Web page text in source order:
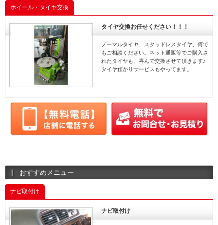
ホイール・タイヤ交換
タイヤ交換お任せください！！！
ノーマルタイヤ、スタッドレスタイヤ、何で
もご相談ください。ネット通販等でご購入さ
れたタイヤも、喜んで交換させて頂きます♪
タイヤ預かりサービスもやってます。
おすすめメニュー
ナビ取付け
ナビ取付け